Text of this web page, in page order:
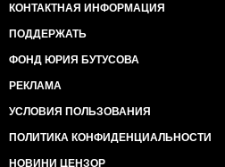
КОНТАКТНАЯ ИНФОРМАЦИЯ
ПОДДЕРЖАТЬ
ФОНД ЮРИЯ БУТУСОВА
РЕКЛАМА
УСЛОВИЯ ПОЛЬЗОВАНИЯ
ПОЛИТИКА КОНФИДЕНЦИАЛЬНОСТИ
НОВИНИ ЦЕНЗОР